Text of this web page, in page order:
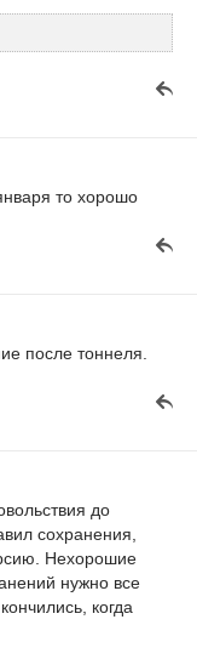
то хорошо
после тоннеля.
до
сохранения,
Нехорошие
нужно все
когда